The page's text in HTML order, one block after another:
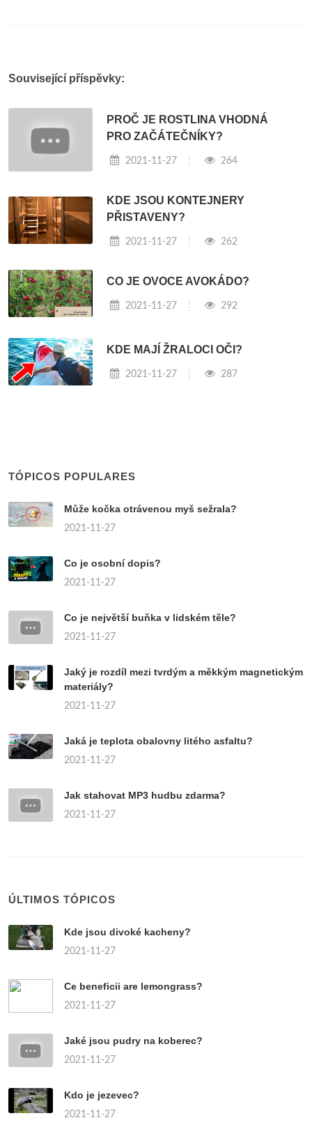
Související příspěvky:
PROČ JE ROSTLINA VHODNÁ
PRO ZAČÁTEČNÍKY?
2021-11-27 264
KDE JSOU KONTEJNERY
PŘISTAVENY?
2021-11-27 262
CO JE OVOCE AVOKÁDO?
2021-11-27 292
KDE MAJÍ ŽRALOCI OČI?
2021-11-27 287
TÓPICOS POPULARES
Může kočka otrávenou myš sežrala?
2021-11-27
Co je osobní dopis?
2021-11-27
Co je největší buňka v lidském těle?
2021-11-27
Jaký je rozdíl mezi tvrdým a měkkým magnetickým
materiály?
2021-11-27
Jaká je teplota obalovny litého asfaltu?
2021-11-27
Jak stahovat MP3 hudbu zdarma?
2021-11-27
ÚLTIMOS TÓPICOS
Kde jsou divoké kacheny?
2021-11-27
Ce beneficii are lemongrass?
2021-11-27
Jaké jsou pudry na koberec?
2021-11-27
Kdo je jezevec?
2021-11-27